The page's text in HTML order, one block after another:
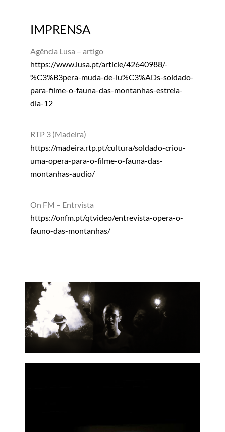
IMPRENSA
Agência Lusa – artigo
https://www.lusa.pt/article/42640988/-
%C3%B3pera-muda-de-lu%C3%ADs-soldado-
para-filme-o-fauna-das-montanhas-estreia-
dia-12
RTP 3 (Madeira)
https://madeira.rtp.pt/cultura/soldado-criou-
uma-opera-para-o-filme-o-fauna-das-
montanhas-audio/
On FM – Entrvista
https://onfm.pt/qtvideo/entrevista-opera-o-
fauno-das-montanhas/